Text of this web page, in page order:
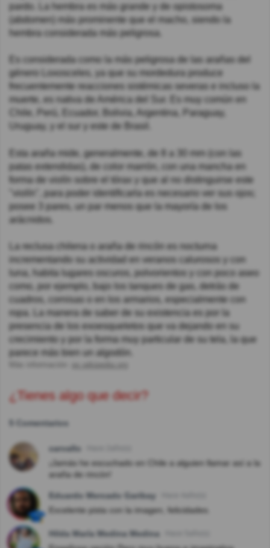
pardo. La hembra es más grande y de opistosoma
(abdomen) más prominente que el macho, siendo la
hembra considerada más peligrosa.
Es considerada como la más peligrosa de las arañas del
género Loxosceles, ya que su mordedura produce
frecuentemente reacciones sistémicas severas e incluso la
muerte, es nativa de América del Sur. Es muy común en
Chile, Perú, Ecuador, Bolivia, Argentina, Paraguay,
Uruguay, y el sur y este de Brasil.
Esta araña mide, generalmente, de 8 a 30 mm (con las
patas extendidas), de color marrón, con una mancha en
forma de violín sobre el tórax y que al no distinguirse este
"violín", para poder identificarla es necesario ver sus ojos;
posee 3 pares, un par menos que la mayoría de los
arácnidos.
La reclusa chilena o araña de rincón es nocturna
incrementando su actividad en veranos calurosos y con
luna, habita lugares oscuros, polvorientos y con poco aseo
como, por ejemplo, bajo los tanques de gas, detrás de
cuadros, cornisas o en los armarios, especialmente con
ropa. La manera de saber de su existencia es por la
presencia de los exoesqueletos que va dejando en su
crecimiento y por la forma muy particular de su tela, la que
parece más bien un algodón.
¿Tienes algo que decir?
5 Comentarios
carvallo
¡Jamás he escuchado en Chile a alguien llamar así a la
araña de rincón!
Eduardo Mercado Garibay
Excelente pista con la imagen, felicidades.
Hilda María Medina Medina